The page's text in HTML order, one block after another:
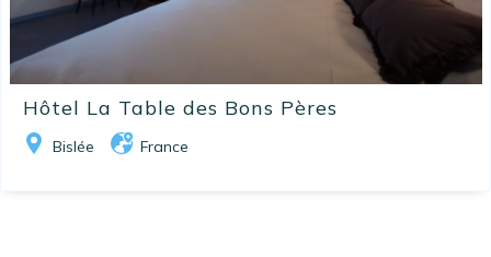
Hôtel La Table des Bons Pères
Bislée France